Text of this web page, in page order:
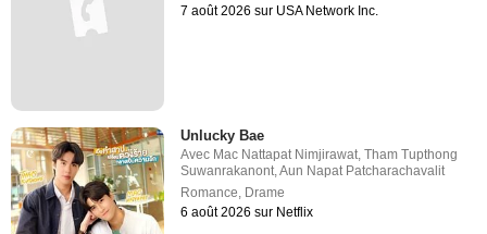
7 août 2026 sur USA Network Inc.
Unlucky Bae
Avec Mac Nattapat Nimjirawat,Tham Tupthong
Suwanrakanont,Aun Napat Patcharachavalit
Romance, Drame
6 août 2026 sur Netflix